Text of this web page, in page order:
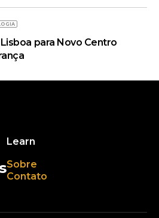
para Novo Centro
Learn
Sobre
Contato